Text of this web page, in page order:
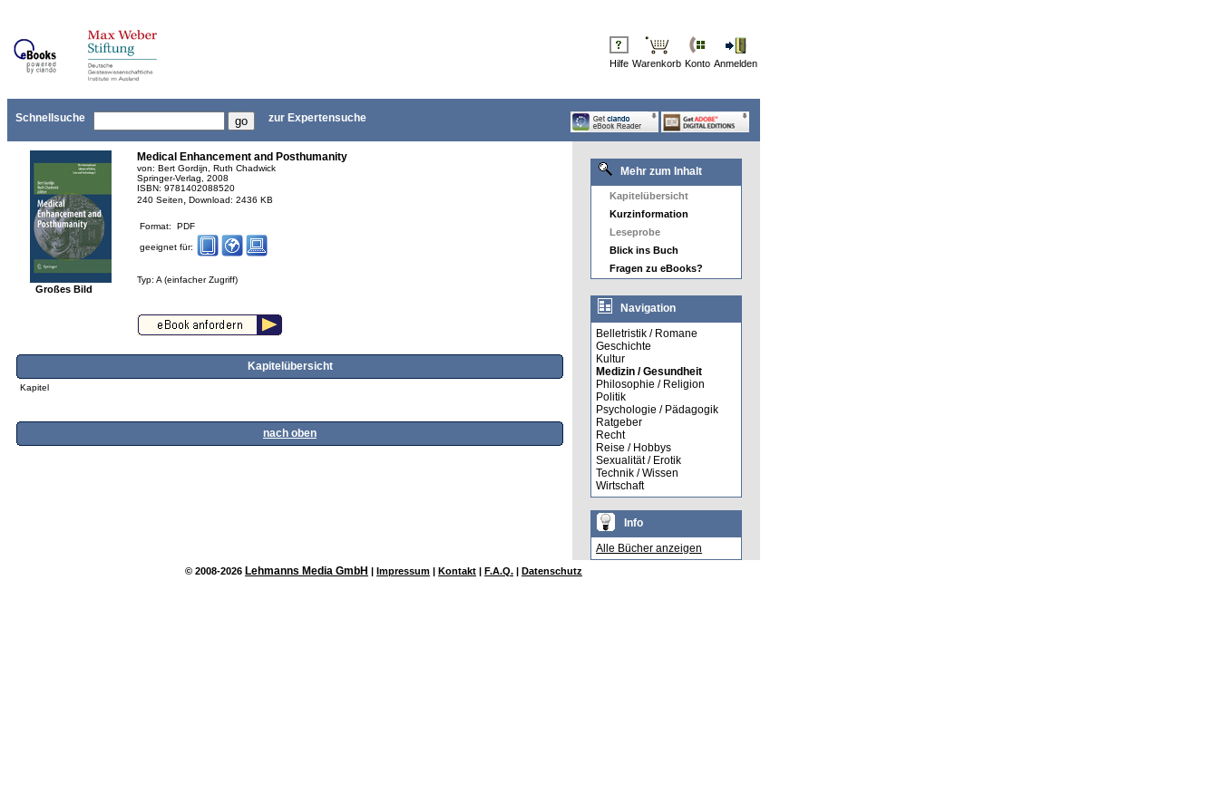
Hilfe Warenkorb Konto Anmelden
Schnellsuche zur Expertensuche
Großes Bild
Medical Enhancement and Posthumanity
von: Bert Gordijn, Ruth Chadwick
Springer-Verlag, 2008
ISBN: 9781402088520
240 Seiten, Download: 2436 KB
Format: PDF
geeignet für:
Typ: A (einfacher Zugriff)
Kapitelübersicht
Kapitel
nach oben
Mehr zum Inhalt
Kapitelübersicht
Kurzinformation
Leseprobe
Blick ins Buch
Fragen zu eBooks?
Navigation
Belletristik / Romane
Geschichte
Kultur
Medizin / Gesundheit
Philosophie / Religion
Politik
Psychologie / Pädagogik
Ratgeber
Recht
Reise / Hobbys
Sexualität / Erotik
Technik / Wissen
Wirtschaft
Info
Alle Bücher anzeigen
© 2008-2026 Lehmanns Media GmbH | Impressum | Kontakt | F.A.Q. | Datenschutz